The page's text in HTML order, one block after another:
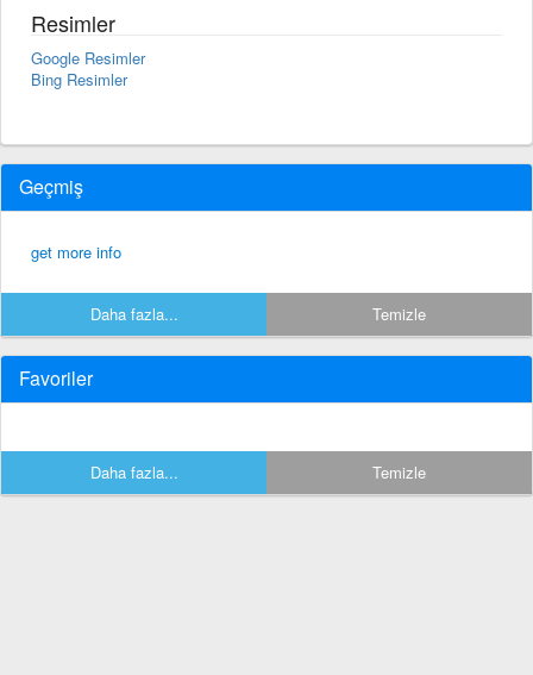
Resimler
Google Resimler
Bing Resimler
Geçmiş
get more info
Daha fazla... Temizle
Favoriler
Daha fazla... Temizle